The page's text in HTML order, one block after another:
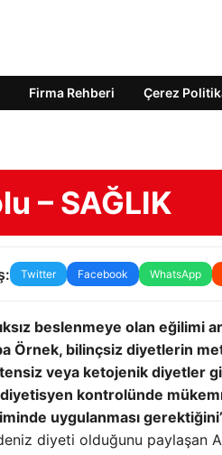
Firma Rehberi Çerez
– SAĞLIK
Twitter Facebook WhatsApp
beslenmeye olan eğilimi
Örnek, bilinçsiz diyetlerin
veya ketojenik diyetler
diyetisyen kontrolünde
uygulanması
diyeti olduğunu paylaşan